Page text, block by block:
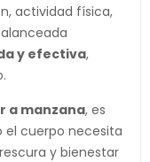
actividad física,
y efectiva,
a manzana, es
el cuerpo necesita
y bienestar